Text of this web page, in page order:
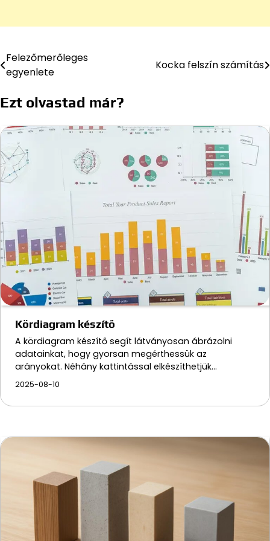
Bejegyzés
navigáció
Felezőmerőleges
egyenlete
Kocka felszín számítás
Ezt olvastad már?
Kördiagram készítő
A kördiagram készítő segít látványosan ábrázolni
adatainkat, hogy gyorsan megérthessük az
arányokat. Néhány kattintással elkészíthetjük…
2025-08-10